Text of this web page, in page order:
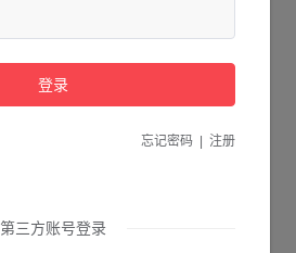
登录
忘记密码 注册
第三方账号登录